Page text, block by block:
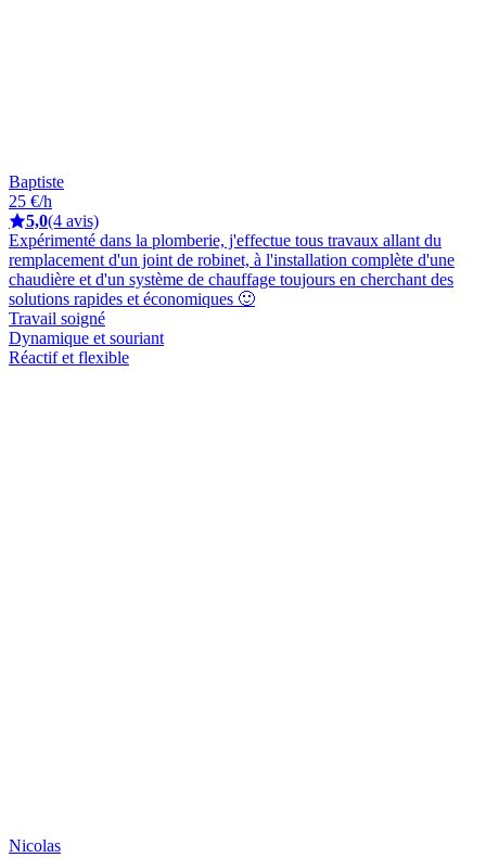
Baptiste
25 €/h
5,0(4 avis)
Expérimenté dans la plomberie, j'effectue tous travaux allant du
remplacement d'un joint de robinet, à l'installation complète d'une
chaudière et d'un système de chauffage toujours en cherchant des
solutions rapides et économiques 🙂
Travail soigné
Dynamique et souriant
Réactif et flexible
Nicolas